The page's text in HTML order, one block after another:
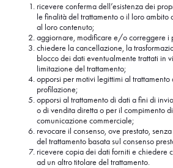
ricevere conferma dell’esistenza dei
le finalità del trattamento o il loro ambito
al loro contenuto;
aggiornare, modificare e/o correggere i
chiedere la cancellazione, la
blocco dei dati eventualmente trattati in
limitazione del trattamento;
opporsi per motivi legittimi al
profilazione;
opporsi al trattamento di dati a fini di
o di vendita diretta o per il compimento
comunicazione commerciale;
revocare il consenso, ove prestato,
del trattamento basata sul consenso
ricevere copia dei dati forniti e chiedere
ad un altro titolare del trattamento.